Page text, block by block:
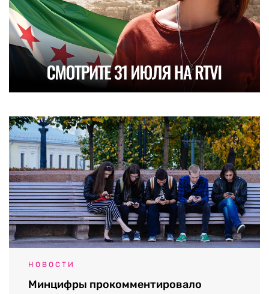
НОВОСТИ
Минцифры прокомментировало